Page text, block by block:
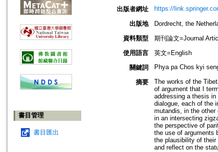
書目管理
書目匯出
出版者網址 https://
出版地
Dordrecht, the
資料類型
期刊論文=Journal
使用語言
英文=English
關鍵詞
Phya pa Chos kyi
摘要
The works of the
of argument that I
addressing a thesis
dialogue, each of the
mutandis, in the other
in an intersecting
the perspective of
the use of arguments
the plausibility of their
and reflect on the